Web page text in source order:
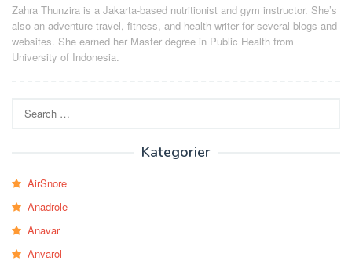
Zahra Thunzira is a Jakarta-based nutritionist and gym instructor. She’s
also an adventure travel, fitness, and health writer for several blogs and
websites. She earned her Master degree in Public Health from
University of Indonesia.
for:
Kategorier
AirSnore
Anadrole
Anavar
Anvarol